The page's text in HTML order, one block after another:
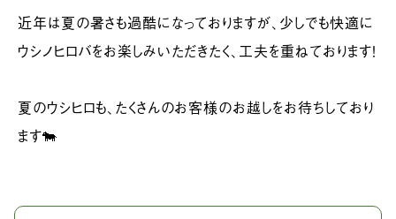
近年は夏の暑さも過酷になっておりますが、少しでも快適に
ウシノヒロバをお楽しみいただきたく、工夫を重ねております！
夏のウシヒロも、たくさんのお客様のお越しをお待ちしており
ます🐄